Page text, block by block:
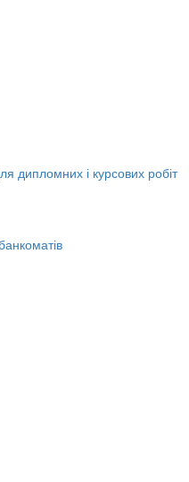
дипломних і курсових робіт